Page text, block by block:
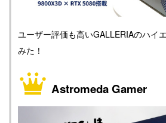
ユーザー評価も高いGALLERIAのハイ
みた！
Astromeda Gamer